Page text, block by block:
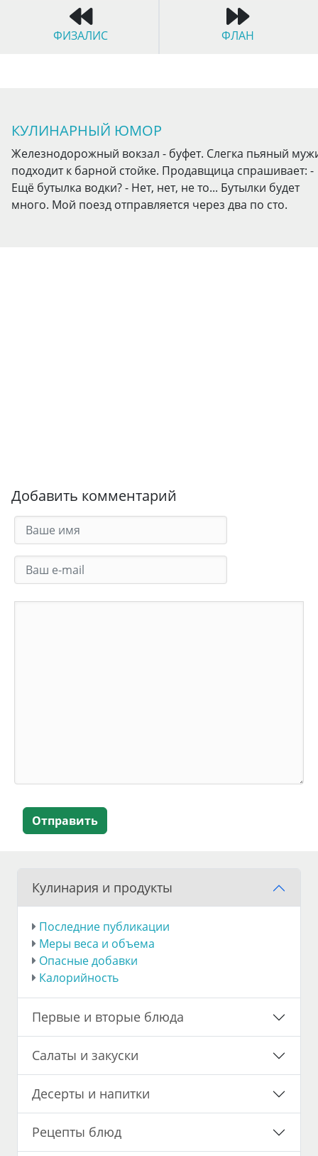
ФИЗАЛИС ФЛАН
КУЛИНАРНЫЙ ЮМОР
Железнодорожный вокзал - буфет. Слегка пьяный
подходит к барной стойке. Продавщица спрашивает: -
Ещё бутылка водки? - Нет, нет, не то... Бутылки будет
много. Мой поезд отправляется через два по сто.
Добавить комментарий
Отправить
Кулинария и продукты
Последние публикации
Меры веса и объема
Опасные добавки
Калорийность
Первые и вторые блюда
Салаты и закуски
Десерты и напитки
Рецепты блюд